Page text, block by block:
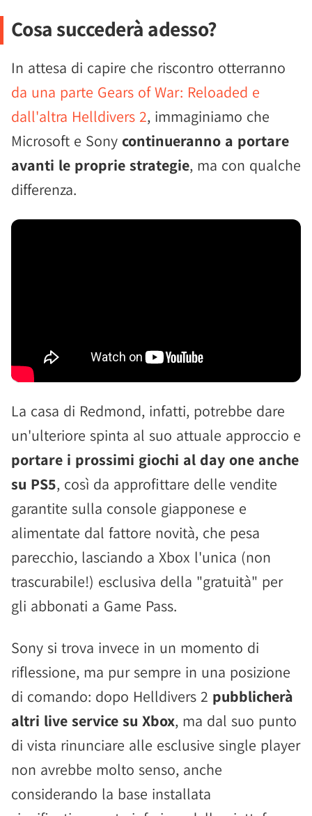
Cosa succederà adesso?
In attesa di capire che riscontro otterranno
da una parte Gears of War: Reloaded e
dall'altra Helldivers 2, immaginiamo che
Microsoft e Sony continueranno a portare
avanti le proprie strategie, ma con qualche
differenza.
La casa di Redmond, infatti, potrebbe dare
un'ulteriore spinta al suo attuale approccio e
portare i prossimi giochi al day one anche
su PS5, così da approfittare delle vendite
garantite sulla console giapponese e
alimentate dal fattore novità, che pesa
parecchio, lasciando a Xbox l'unica (non
trascurabile!) esclusiva della "gratuità" per
gli abbonati a Game Pass.
Sony si trova invece in un momento di
riflessione, ma pur sempre in una posizione
di comando: dopo Helldivers 2 pubblicherà
altri live service su Xbox, ma dal suo punto
di vista rinunciare alle esclusive single player
non avrebbe molto senso, anche
considerando la base installata